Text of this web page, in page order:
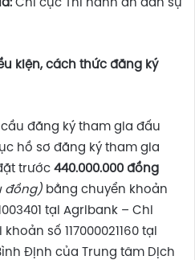
Chi cục Thi hành án dân sự
kiện, cách thức đăng ký
đăng ký tham gia đấu
hồ sơ đăng ký tham gia
trước 440.000.000 đồng
đồng) bằng chuyển khoản
tại Agribank – Chi
số 117000021160 tại
Định của Trung tâm Dịch